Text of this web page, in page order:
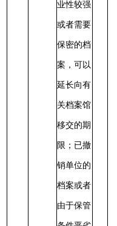
业性较强
或者需要
保密的档
案，可以
延长向有
关档案馆
移交的期
限；已撤
销单位的
档案或者
由于保管